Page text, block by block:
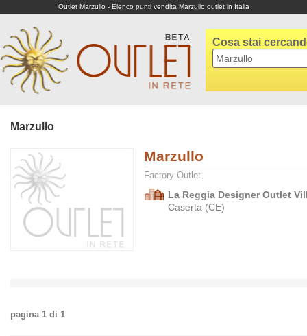
Outlet Marzullo - Elenco punti vendita Marzullo outlet in Italia
Cosa stai
Marzullo
Marzullo
Factory Outlet
La Reggia Designer Outlet
Caserta (CE)
pagina 1 di 1